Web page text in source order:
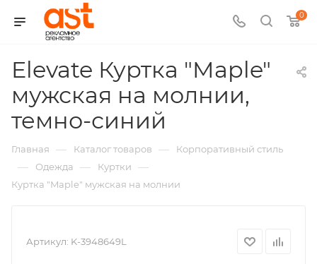
0
Elevate Куртка "Maple"
мужская на молнии,
темно-синий
арт.:
3948625
Главная — Каталог товаров — Корпоративный стиль
— Одежда — Куртки —
Куртка "Maple" мужская на молнии
Артикул: K-3948649L